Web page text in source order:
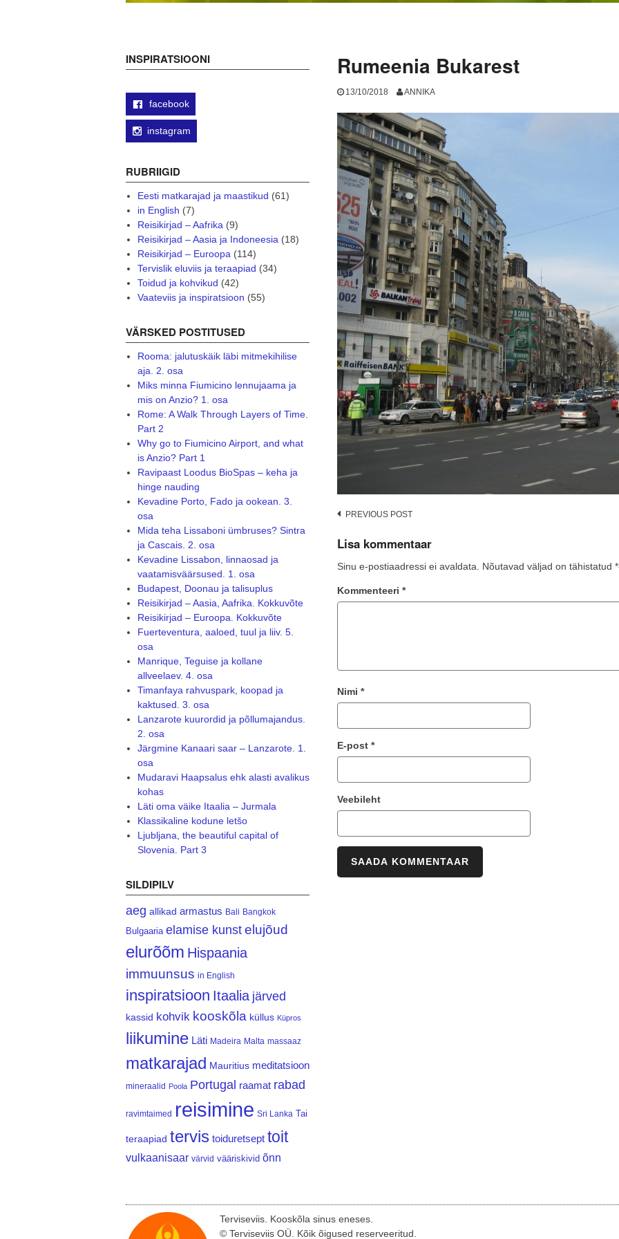
Rumeenia Bukarest
13/10/2018 ANNIKA
Post
navigation
PREVIOUS POST
Lisa kommentaar
Sinu e-postiaadressi ei avaldata. Nõutavad väljad on tähistatud *
Kommenteeri *
Nimi *
E-post *
Veebileht
INSPIRATSIOONI
facebook
instagram
RUBRIIGID
Eesti matkarajad ja maastikud (61)
in English (7)
Reisikirjad – Aafrika(9)
Reisikirjad – Aasia ja Indoneesia(18)
Reisikirjad – Euroopa(114)
Tervislik eluviis ja teraapiad (34)
Toidud ja kohvikud (42)
Vaateviis ja inspiratsioon (55)
VÄRSKED POSTITUSED
Rooma: jalutuskäik läbi mitmekihilise
aja. 2. osa
Miks minna Fiumicino lennujaama ja
mis on Anzio? 1. osa
Rome: A Walk Through Layers of Time.
Part 2
Why go to Fiumicino Airport, and what
is Anzio? Part 1
Ravipaast Loodus BioSpas – keha ja
hinge nauding
Kevadine Porto, Fado ja ookean. 3.
osa
Mida teha Lissaboni ümbruses? Sintra
ja Cascais. 2. osa
Kevadine Lissabon, linnaosad ja
vaatamisväärsused. 1. osa
Budapest, Doonau ja talisuplus
Reisikirjad – Aasia, Aafrika. Kokkuvõte
Reisikirjad – Euroopa. Kokkuvõte
Fuerteventura, aaloed, tuul ja liiv. 5.
osa
Manrique, Teguise ja kollane
allveelaev. 4. osa
Timanfaya rahvuspark, koopad ja
kaktused. 3. osa
Lanzarote kuurordid ja põllumajandus.
2. osa
Järgmine Kanaari saar – Lanzarote. 1.
osa
Mudaravi Haapsalus ehk alasti avalikus
kohas
Läti oma väike Itaalia – Jurmala
Klassikaline kodune letšo
Ljubljana, the beautiful capital of
Slovenia. Part 3
SILDIPILV
aeg allikad armastus Bali Bangkok
Bulgaaria elamise kunst elujõud
elurõõm Hispaania
immuunsus in English
inspiratsioon Itaalia järved
kassid kohvik kooskõla küllus Küpros
liikumine Läti Madeira Malta massaaz
matkarajad Mauritius meditatsioon
mineraalid Poola Portugal raamat rabad
ravimtaimed reisimine Sri Lanka Tai
teraapiad tervis toiduretsept toit
vulkaanisaar värvid vääriskivid õnn
Terviseviis. Kooskõla sinus eneses.
© Terviseviis OÜ. Kõik õigused reserveeritud.